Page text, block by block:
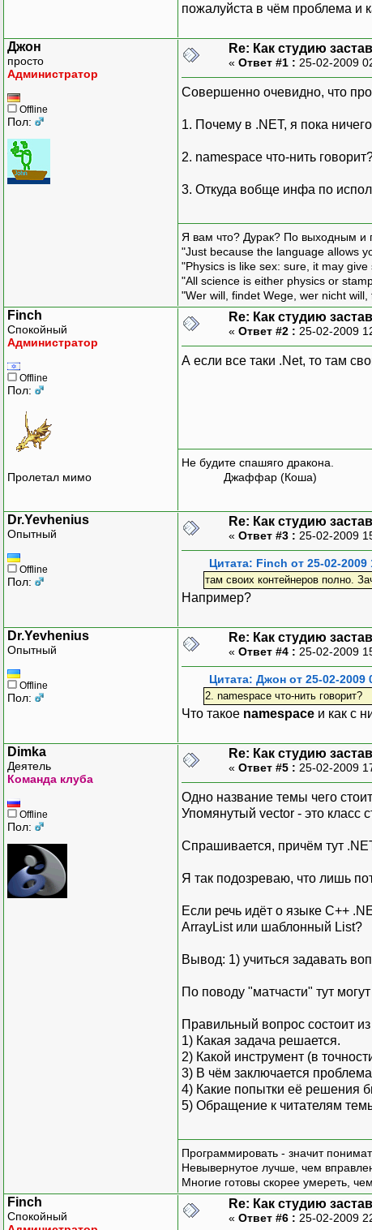
пожалуйста в чём проблема и
Джон
просто
Администратор
Offline
Пол:
Re: Как студию
« Ответ #1 : 25-02-2009
Совершенно очевидно, что
1. Почему в .NET, я пока
2. namespace что-нить
3. Откуда вобще инфа по
Я вам что? Дурак? По выходным и
"Just because the language allows
"Physics is like sex: sure, it may
"All science is either physics or
"Wer will, findet Wege, wer nicht
Finch
Спокойный
Администратор
Offline
Пол:
Пролетал мимо
Re: Как студию
« Ответ #2 : 25-02-2009
А если все таки .Net, то там
Не будите спашяго дракона.
Джаффар (Коша)
Dr.Yevhenius
Опытный
Offline
Пол:
Re: Как студию
« Ответ #3 : 25-02-2009
Цитата: Finch от 25-02-2009
там своих контейнеров полно.
Например?
Dr.Yevhenius
Опытный
Offline
Пол:
Re: Как студию
« Ответ #4 : 25-02-2009
Цитата: Джон от 25-02-2009
2. namespace что-нить говорит?
Что такое namespace и как с
Dimka
Деятель
Команда клуба
Offline
Пол:
Re: Как студию
« Ответ #5 : 25-02-2009
Одно название темы чего
Упомянутый vector - это класс
Спрашивается, причём тут
Я так подозреваю, что лишь
Если речь идёт о языке C++
ArrayList или шаблонный List?
Вывод: 1) учиться задавать
По поводу "матчасти" тут
Правильный вопрос состоит
1) Какая задача решается.
2) Какой инструмент (в
3) В чём заключается
4) Какие попытки её решения
5) Обращение к читателям
Программировать - значит
Невывернутое лучше, чем
Многие готовы скорее умереть,
Finch
Спокойный
Re: Как студию
« Ответ #6 : 25-02-2009